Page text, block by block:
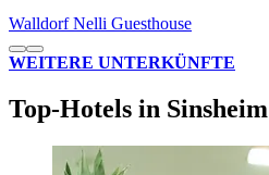
Walldorf Nelli Guesthouse
WEITERE UNTERKÜNFTE
Top-Hotels in Sinsheim